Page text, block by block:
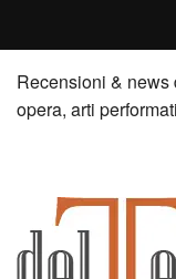
Home
Recensioni
News
Recensioni & news
opera, arti